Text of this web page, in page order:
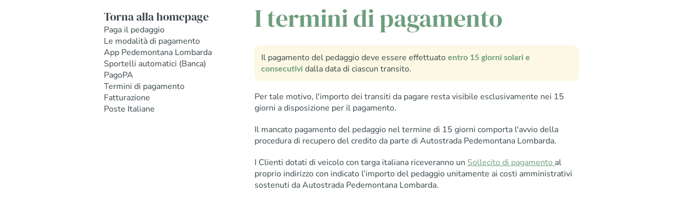
Torna alla homepage
Paga il pedaggio
Le modalità di pagamento
App Pedemontana Lombarda
Sportelli automatici (Banca)
PagoPA
Termini di pagamento
Fatturazione
Poste Italiane
I termini di pagamento
Il pagamento del pedaggio deve essere effettuato entro 15 giorni solari e
consecutivi dalla data di ciascun transito.
Per tale motivo, l'importo dei transiti da pagare resta visibile esclusivamente nei 15
giorni a disposizione per il pagamento.
Il mancato pagamento del pedaggio nel termine di 15 giorni comporta l'avvio della
procedura di recupero del credito da parte di Autostrada Pedemontana Lombarda.
I Clienti dotati di veicolo con targa italiana riceveranno un Sollecito di pagamento al
proprio indirizzo con indicato l’importo del pedaggio unitamente ai costi amministrativi
sostenuti da Autostrada Pedemontana Lombarda.